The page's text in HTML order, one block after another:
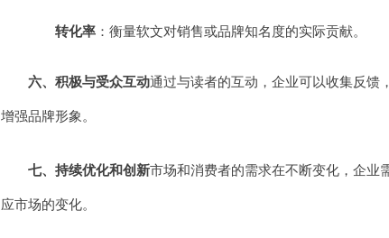
转化率：衡量软文对销售或品牌知名度的实际贡献。
六、积极与受众互动通过与读者的互动，企业可以收集反馈
增强品牌形象。
七、持续优化和创新市场和消费者的需求在不断变化，企业
应市场的变化。